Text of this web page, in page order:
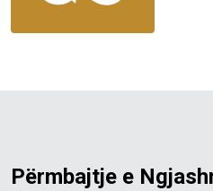
Përmbajtje e